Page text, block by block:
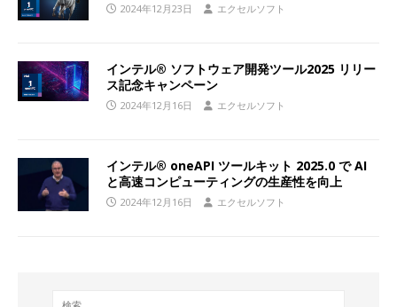
2024年12月23日 エクセルソフト
インテル® ソフトウェア開発ツール2025 リリー
ス記念キャンペーン
2024年12月16日 エクセルソフト
インテル® oneAPI ツールキット 2025.0 で AI
と高速コンピューティングの生産性を向上
2024年12月16日 エクセルソフト